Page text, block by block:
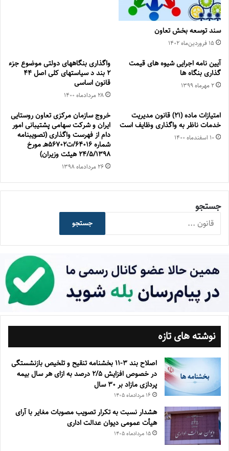
سند توسعه بخش تعاون
۱۵ فروردین‌ماه ۱۴۰۲
آیین نامه اجرایی شیوه های قیمت
گذاری بنگاه ها
۲ مهر‌ماه ۱۳۹۹
واگذاری بنگاههای دولتی موضوع جزء
2 بند د سیاستهای کلی اصل 44
قانون اساسی
۲۸ مرداد‌ماه ۱۴۰۰
امتیازات ماده (21) قانون مدیریت
خدمات ناظر به واگذاری وظایف است
۱۰ اسفند‌ماه ۱۴۰۰
خروج سازمان مرکزی تعاون روستایی
ایران و شرکت سهامی پشتیبانی امور
دام از فهرست واگذاری (تصویبنامه
شماره 64016/ت56702هـ مورخ
24/5/1398 هیئت وزیران)
۲۶ مرداد‌ماه ۱۳۹۸
جستجو
جستجو
نوشته های تازه
اصلاح بند ۳‏-۱۱ بخشنامه تنقیح و تلخیص بازنشستگی
در خصوص افزایش ۵‏‏‏‏‏‏‏‏‏/۲ درصد به ازای هر سال بیمه
پردازی مازاد بر ۳۰‏ سال
۱۶ مرداد‌ماه ۱۴۰۵
هشدار نسبت به تکرار تصویب مصوبات مغایر با آرای
هیأت عمومی دیوان عدالت اداری
۱۵ مرداد‌ماه ۱۴۰۵